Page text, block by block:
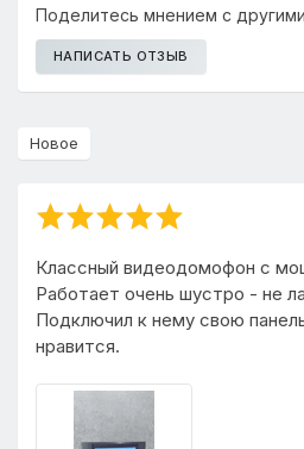
Поделитесь мнением с
НАПИСАТЬ ОТЗЫВ
Новое
Классный видеодомофон с
Работает очень шустро - не
Подключил к нему свою
нравится.